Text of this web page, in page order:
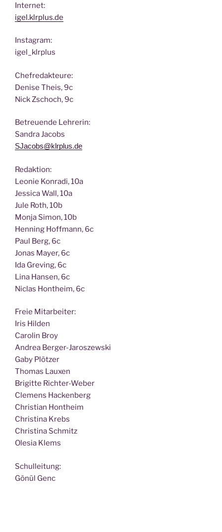
Inter­net:
igel.klrplus.de
Insta­gram:
igel_klrplus
Chef­re­dak­teu­re:
Deni­se Theis, 9c
Nick Zscho­ch, 9c
Betreu­en­de Lehrerin:
San­dra Jacobs
SJacobs@klrplus.de
Redak­ti­on:
Leo­nie Kon­ra­di, 10a
Jes­si­ca Wall, 10a
Jule Roth, 10b
Mon­ja Simon, 10b
Hen­ning Hoff­mann, 6c
Paul Berg, 6c
Jonas May­er, 6c
Ida Gre­ving, 6c
Lina Han­sen, 6c
Nic­las Hont­heim, 6c
Freie Mit­ar­bei­ter:
Iris Hilden
Caro­lin Broy
Andrea Berger-Jaroszewski
Gaby Plötzer
Tho­mas Lauxen
Bri­git­te Richter-Weber
Cle­mens Hackenberg
Chris­ti­an Hontheim
Chris­ti­na Krebs
Chris­ti­na Schmitz
Ole­sia Klems
Schul­lei­tung:
Gönül Genc